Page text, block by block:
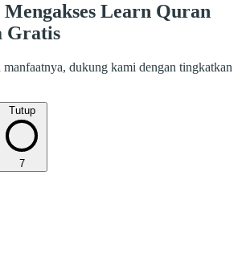
Learn Quran
Gratis
manfaatnya, dukung kami dengan tingkatkan
Tutup
7